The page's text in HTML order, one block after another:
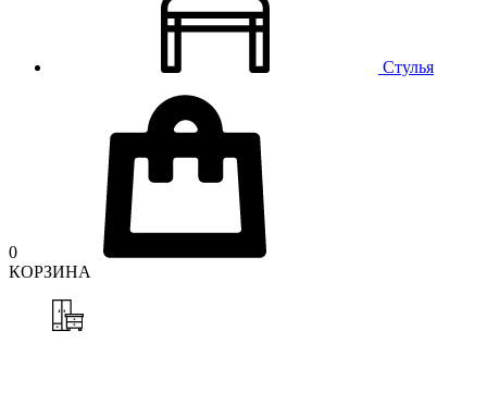
Стулья
0
КОРЗИНА